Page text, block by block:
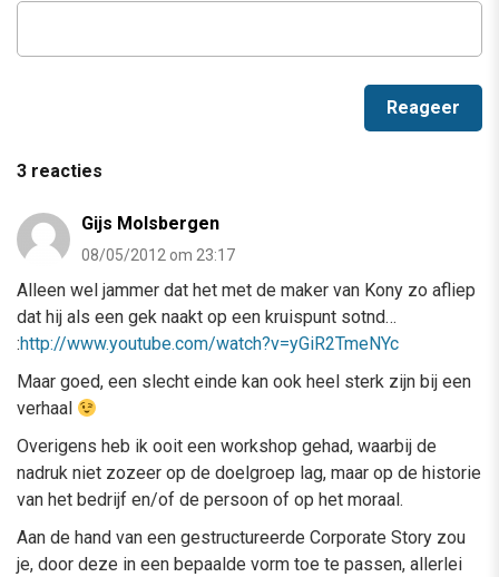
3 reacties
Gijs Molsbergen
08/05/2012 om 23:17
Alleen wel jammer dat het met de maker van Kony zo afliep
dat hij als een gek naakt op een kruispunt sotnd…
:http://www.youtube.com/watch?v=yGiR2TmeNYc
Maar goed, een slecht einde kan ook heel sterk zijn bij een
verhaal
Overigens heb ik ooit een workshop gehad, waarbij de
nadruk niet zozeer op de doelgroep lag, maar op de historie
van het bedrijf en/of de persoon of op het moraal.
Aan de hand van een gestructureerde Corporate Story zou
je, door deze in een bepaalde vorm toe te passen, allerlei